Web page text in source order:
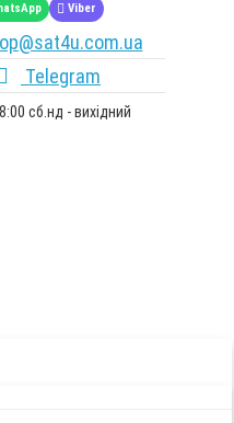
Viber
Telegram
сб.нд - вихідний